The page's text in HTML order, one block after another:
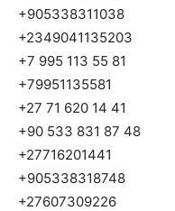
+905338311038
+2349041135203
+7 995 113 55 81
+79951135581
+27 71 620 14 41
+90 533 831 87 48
+27716201441
+905338318748
+27607309226